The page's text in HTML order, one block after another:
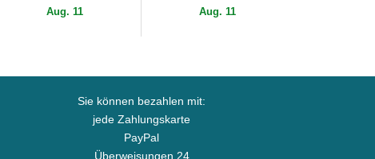
Yankees...Aug. 11
von New EraAug. 11
Sie können bezahlen mit:
jede Zahlungskarte
PayPal
Überweisungen 24